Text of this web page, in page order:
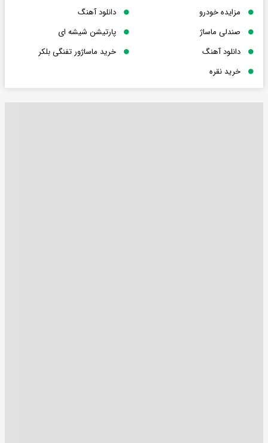
مزایده خودرو
دانلود آهنگ
صندلی ماساژ
پارتیشن شیشه ای
دانلود آهنگ
خرید ماساژور تفنگی بلکر
خرید نقره